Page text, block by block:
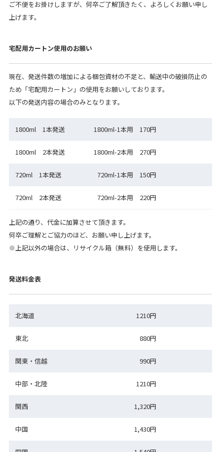
ご不便をお掛けしますが、何卒ご了解頂きたく、よろしくお願い申し
上げます。
宅配用カートン使用のお願い
現在、発送件数の増加による梱包資材の不足と、輸送中の破損防止の
ため「宅配用カートン」の使用をお願いしております。
以下の発送内容の場合のみとなります。
1800ml 1本発送 1800ml-1本用 170円
1800ml 2本発送 1800ml-2本用 270円
720ml 1本発送 720ml-1本用 150円
720ml 2本発送 720ml-2本用 220円
上記の通り、代金に加算させて頂きます。
何卒ご理解とご協力のほど、お願い申し上げます。
※上記以外の場合は、リサイクル箱（無料）を使用します。
発送料金表
北海道 1210円
東北 880円
関東・信越 990円
中部・北陸 1210円
関西 1,320円
中国 1,430円